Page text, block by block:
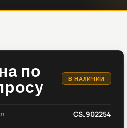
по
В НАЛИЧИИ
CSJ902254